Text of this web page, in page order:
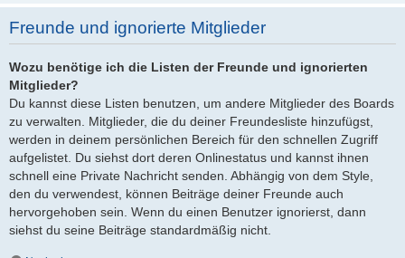
Freunde und ignorierte Mitglieder
Wozu benötige ich die Listen der Freunde und ignorierten
Mitglieder?
Du kannst diese Listen benutzen, um andere Mitglieder des Boards
zu verwalten. Mitglieder, die du deiner Freundesliste hinzufügst,
werden in deinem persönlichen Bereich für den schnellen Zugriff
aufgelistet. Du siehst dort deren Onlinestatus und kannst ihnen
schnell eine Private Nachricht senden. Abhängig von dem Style,
den du verwendest, können Beiträge deiner Freunde auch
hervorgehoben sein. Wenn du einen Benutzer ignorierst, dann
siehst du seine Beiträge standardmäßig nicht.